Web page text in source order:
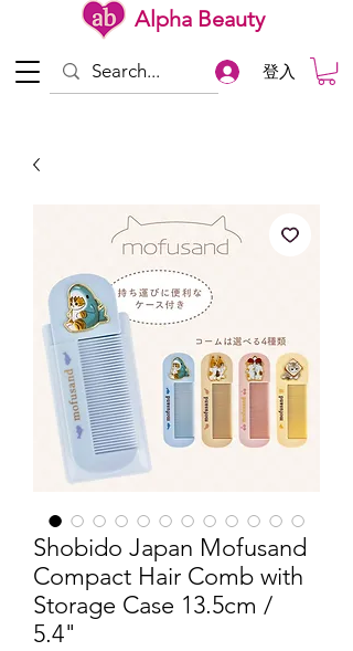
Alpha Beauty
登入
Shobido Japan Mofusand
Compact Hair Comb with
Storage Case 13.5cm /
5.4"